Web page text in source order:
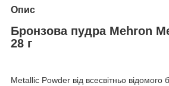
Опис
Бронзова пудра Mehron
28 г
Metallic Powder від всесвітньо відомого